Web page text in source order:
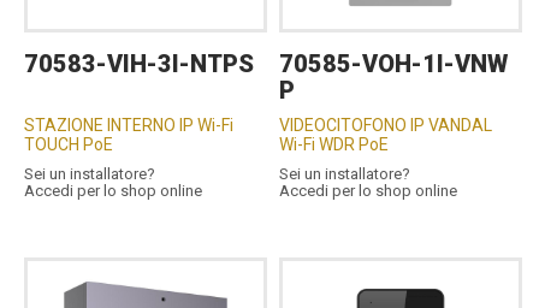
70583-VIH-3I-NTPS
STAZIONE INTERNO IP Wi-Fi
TOUCH PoE
Sei un installatore?
Accedi per lo shop online
70585-VOH-1I-VNW
P
VIDEOCITOFONO IP VANDAL
Wi-Fi WDR PoE
Sei un installatore?
Accedi per lo shop online